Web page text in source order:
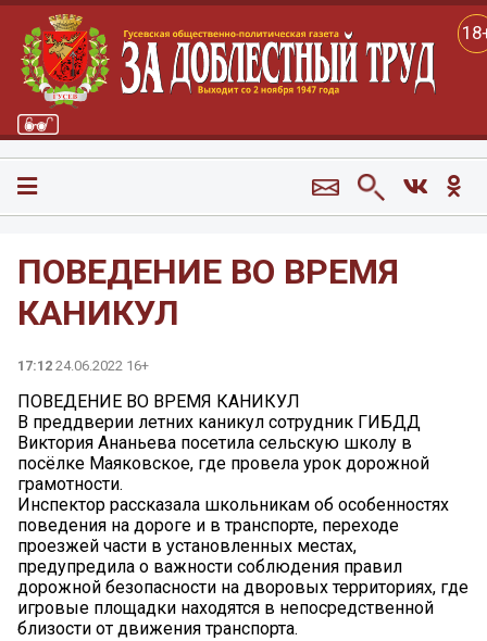
ПОВЕДЕНИЕ ВО ВРЕМЯ
КАНИКУЛ
17:12 24.06.2022 16+
ПОВЕДЕНИЕ ВО ВРЕМЯ КАНИКУЛ
В преддверии летних каникул сотрудник ГИБДД
Виктория Ананьева посетила сельскую школу в
посёлке Маяковское, где провела урок дорожной
грамотности.
Инспектор рассказала школьникам об особенностях
поведения на дороге и в транспорте, переходе
проезжей части в установленных местах,
предупредила о важности соблюдения правил
дорожной безопасности на дворовых территориях, где
игровые площадки находятся в непосредственной
близости от движения транспорта.